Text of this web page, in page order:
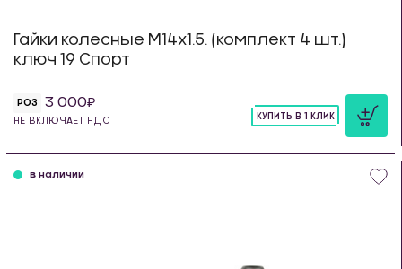
Гайки колесные М14х1.5. (комплект 4 шт.)
ключ 19 Спорт
РОЗ 3 000
НЕ ВКЛЮЧАЕТ НДС
КУПИТЬ В 1 КЛИК
в наличии